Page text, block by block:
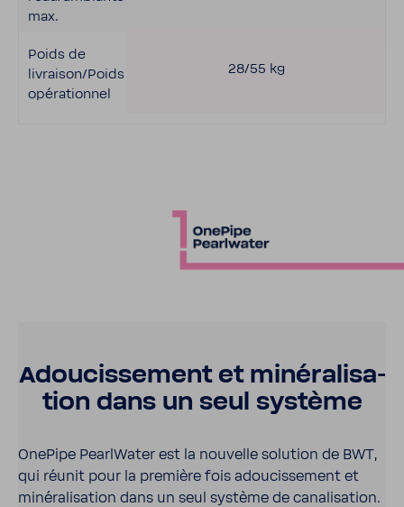
max.
Poids de
livraison/Poids
opéra­tionnel
28/55 kg
Adou­cis­se­ment et miné­ra­li­sa­
tion dans un seul système
OnePipe Pearl­Water est la nouvelle solu­tion de BWT,
qui réunit pour la première fois adou­cis­se­ment et
miné­ra­li­sa­tion dans un seul système de cana­li­sa­tion.